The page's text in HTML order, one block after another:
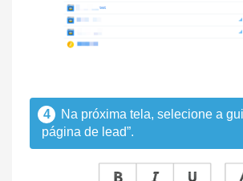
4
Na próxima tela, selecione a
página de lead”.